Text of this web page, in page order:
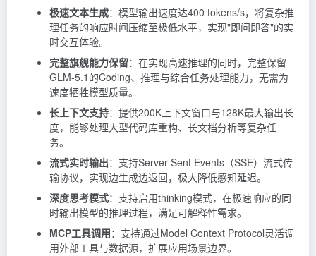
极速文本生成：模型输出速度达400 tokens/s，将复杂推
理任务的响应时间压缩至极低水平，实现"即问即答"的实
时交互体验。
完整旗舰能力保留：在实现高速推理的同时，完整保留
GLM-5.1的Coding、推理与综合任务处理能力，无需为
速度牺牲模型质量。
长上下文支持：提供200K上下文窗口与128K最大输出长
度，能够处理大型代码库重构、长文档分析等复杂任
务。
流式实时输出：支持Server-Sent Events（SSE）流式传
输协议，实现边生成边返回，极大降低感知延迟。
深度思考模式：支持启用thinking模式，在极速响应的同
时输出模型的推理过程，满足可解释性需求。
MCP工具调用：支持通过Model Context Protocol灵活调
用外部工具与数据源，扩展应用场景边界。